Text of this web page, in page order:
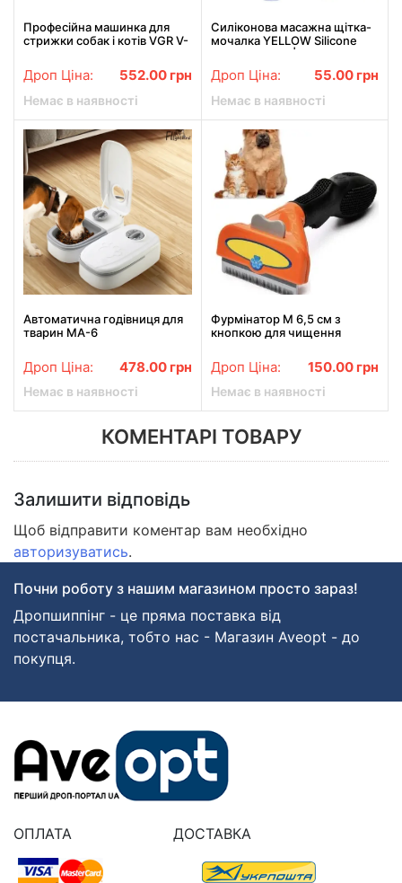
Професійна машинка для
стрижки собак і котів VGR V-
Дроп Ціна: 552.00 грн
Немає в наявності
Силіконова масажна щітка-
мочалка YELLOW Silicone
Massage Bath | Мочалка для
купання | Щітка для тварин
Дроп Ціна: 55.00 грн
Немає в наявності
Автоматична годівниця для
тварин MA-6
Дроп Ціна: 478.00 грн
Немає в наявності
Фурмінатор M 6,5 см з
кнопкою для чищення
FURminator
Дроп Ціна: 150.00 грн
Немає в наявності
КОМЕНТАРІ ТОВАРУ
Залишити відповідь
Щоб відправити коментар вам необхідно
авторизуватись.
Почни роботу з нашим магазином просто зараз!
Дропшиппінг - це пряма поставка від
постачальника, тобто нас - Магазин Aveopt - до
покупця.
ОПЛАТА ДОСТАВКА